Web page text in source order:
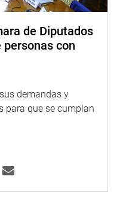
de Diputados
con
demandas y
para que se cumplan